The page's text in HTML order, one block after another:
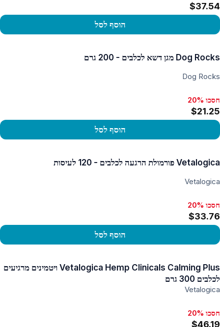
$37.54
הוסף לסל
Dog Rocks מגן דשא לכלבים - 200 גרם
Dog Rocks
חסכו 20%
$21.25
הוסף לסל
Vetalogica פורמולת הרגעה לכלבים - 120 לעיסות
Vetalogica
חסכו 20%
$33.76
הוסף לסל
Vetalogica Hemp Clinicals Calming Plus ויטמינים מרגיעים
לכלבים 300 גרם
Vetalogica
חסכו 20%
$46.19